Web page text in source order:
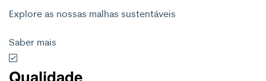
Explore as nossas malhas sustentáveis
Saber mais